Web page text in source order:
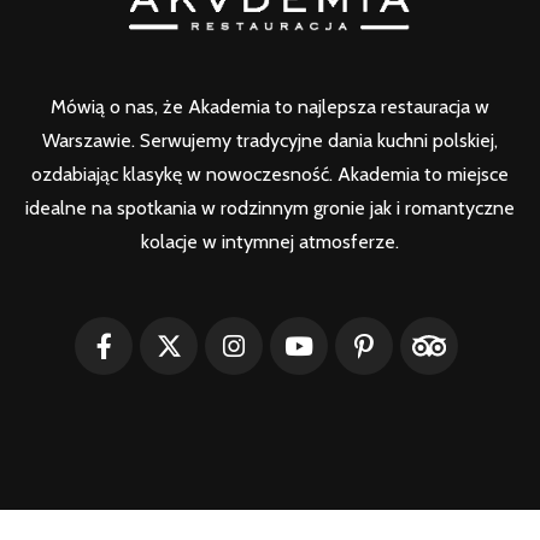
Mówią o nas, że Akademia to najlepsza restauracja w
Warszawie. Serwujemy tradycyjne dania kuchni polskiej,
ozdabiając klasykę w nowoczesność. Akademia to miejsce
idealne na spotkania w rodzinnym gronie jak i romantyczne
kolacje w intymnej atmosferze.